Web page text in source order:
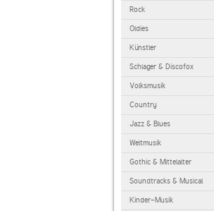
Rock
Oldies
Künstler
Schlager & Discofox
Volksmusik
Country
Jazz & Blues
Weltmusik
Gothic & Mittelalter
Soundtracks & Musical
Kinder-Musik